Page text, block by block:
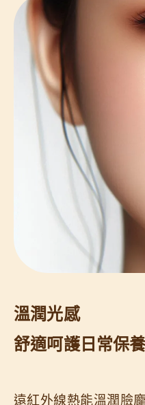
溫潤光感
舒適呵護日常保
遠紅外線熱能溫潤臉